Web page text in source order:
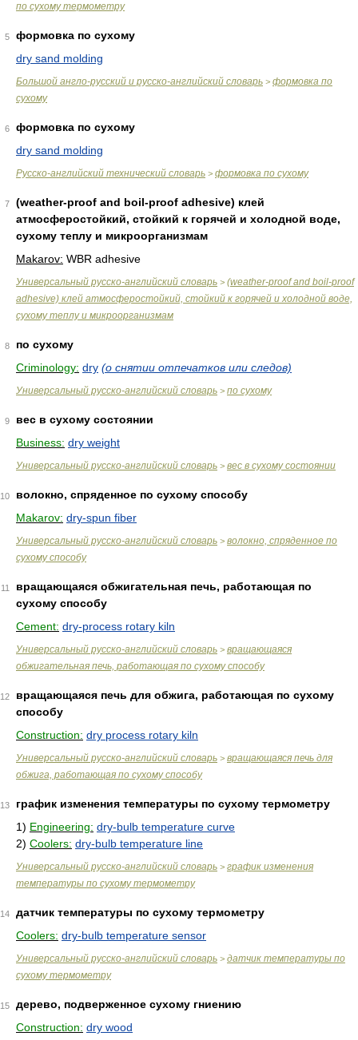
по сухому термометру
5
формовка по сухому
dry sand molding
Большой англо-русский и русско-английский словарь > формовка по
сухому
6
формовка по сухому
dry sand molding
Русско-английский технический словарь > формовка по сухому
7
(weather-proof and boil-proof adhesive) клей
атмосферостойкий, стойкий к горячей и холодной воде,
сухому теплу и микроорганизмам
Makarov: WBR adhesive
Универсальный русско-английский словарь > (weather-proof and boil-proof
adhesive) клей атмосферостойкий, стойкий к горячей и холодной воде,
сухому теплу и микроорганизмам
8
по сухому
Criminology: dry (о снятии отпечатков или следов)
Универсальный русско-английский словарь > по сухому
9
вес в сухому состоянии
Business: dry weight
Универсальный русско-английский словарь > вес в сухому состоянии
10
волокно, спряденное по сухому способу
Makarov: dry-spun fiber
Универсальный русско-английский словарь > волокно, спряденное по
сухому способу
11
вращающаяся обжигательная печь, работающая по
сухому способу
Cement: dry-process rotary kiln
Универсальный русско-английский словарь > вращающаяся
обжигательная печь, работающая по сухому способу
12
вращающаяся печь для обжига, работающая по сухому
способу
Construction: dry process rotary kiln
Универсальный русско-английский словарь > вращающаяся печь для
обжига, работающая по сухому способу
13
график изменения температуры по сухому термометру
1) Engineering: dry-bulb temperature curve
2) Coolers: dry-bulb temperature line
Универсальный русско-английский словарь > график изменения
температуры по сухому термометру
14
датчик температуры по сухому термометру
Coolers: dry-bulb temperature sensor
Универсальный русско-английский словарь > датчик температуры по
сухому термометру
15
дерево, подверженное сухому гниению
Construction: dry wood